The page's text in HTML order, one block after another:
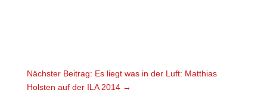
Nächster Beitrag: Es liegt was in der Luft: Matthias
Holsten auf der ILA 2014→